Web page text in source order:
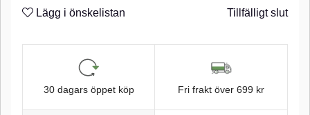
n
n
Klarlackad
Lägg i önskelistan Tillfälligt slut
30 dagars öppet köp Fri frakt över 699 kr